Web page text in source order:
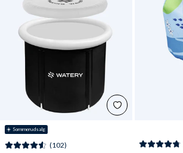
☀️ Sommerudsalg
(102)